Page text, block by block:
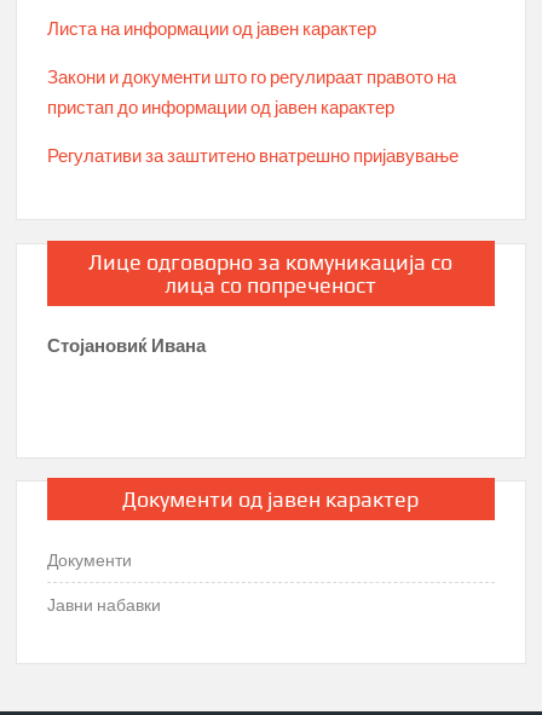
Листа на информации од јавен карактер
Закони и документи што го регулираат правото на
пристап до информации од јавен карактер
Регулативи за заштитено внатрешно пријавување
Лице одговорно за комуникација со
лица со попреченост
Стојановиќ Ивана
Документи од јавен карактер
Документи
Јавни набавки